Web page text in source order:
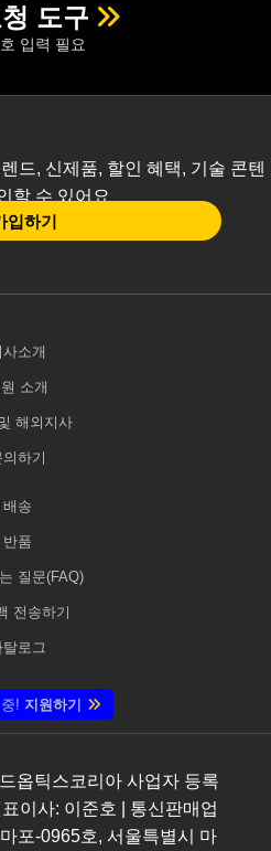
도구
입력 필요
드, 신제품, 할인 혜택, 기술 콘텐
할 수 있어요
입하기
사소개
소개
해외지사
의하기
배송
반품
질문(FAQ)
전송하기
탈로그
! 지원하기
옵틱스코리아 사업자 등록
이사: 이준호 | 통신판매업
포-0965호, 서울특별시 마